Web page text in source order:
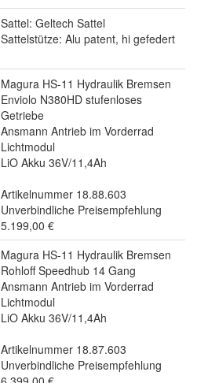
Sattel: Geltech Sattel
Sattelstütze: Alu patent, hi gefedert
Magura HS-11 Hydraulik Bremsen
Enviolo N380HD stufenloses
Getriebe
Ansmann Antrieb im Vorderrad
Lichtmodul
LiO Akku 36V/11,4Ah
Artikelnummer 18.88.603
Unverbindliche Preisempfehlung
5.199,00 €
Magura HS-11 Hydraulik Bremsen
Rohloff Speedhub 14 Gang
Ansmann Antrieb im Vorderrad
Lichtmodul
LiO Akku 36V/11,4Ah
Artikelnummer 18.87.603
Unverbindliche Preisempfehlung